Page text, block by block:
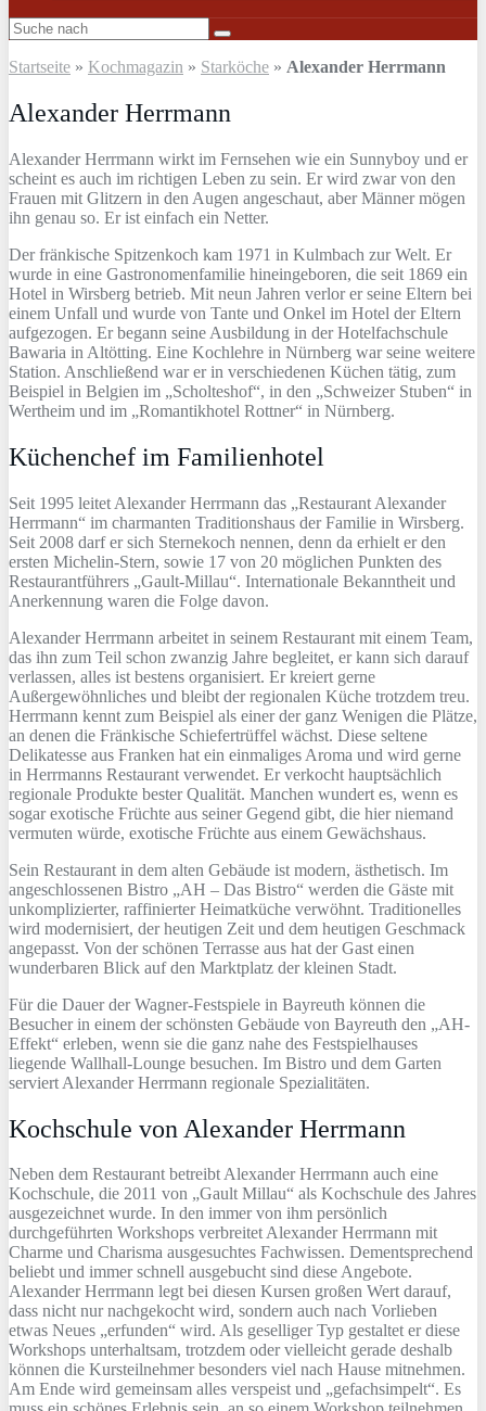
Startseite » Kochmagazin » Starköche » Alexander Herrmann
Alexander Herrmann
Alexander Herrmann wirkt im Fernsehen wie ein Sunnyboy und er
scheint es auch im richtigen Leben zu sein. Er wird zwar von den
Frauen mit Glitzern in den Augen angeschaut, aber Männer mögen
ihn genau so. Er ist einfach ein Netter.
Der fränkische Spitzenkoch kam 1971 in Kulmbach zur Welt. Er
wurde in eine Gastronomenfamilie hineingeboren, die seit 1869 ein
Hotel in Wirsberg betrieb. Mit neun Jahren verlor er seine Eltern bei
einem Unfall und wurde von Tante und Onkel im Hotel der Eltern
aufgezogen. Er begann seine Ausbildung in der Hotelfachschule
Bawaria in Altötting. Eine Kochlehre in Nürnberg war seine weitere
Station. Anschließend war er in verschiedenen Küchen tätig, zum
Beispiel in Belgien im „Scholteshof“, in den „Schweizer Stuben“ in
Wertheim und im „Romantikhotel Rottner“ in Nürnberg.
Küchenchef im Familienhotel
Seit 1995 leitet Alexander Herrmann das „Restaurant Alexander
Herrmann“ im charmanten Traditionshaus der Familie in Wirsberg.
Seit 2008 darf er sich Sternekoch nennen, denn da erhielt er den
ersten Michelin-Stern, sowie 17 von 20 möglichen Punkten des
Restaurantführers „Gault-Millau“. Internationale Bekanntheit und
Anerkennung waren die Folge davon.
Alexander Herrmann arbeitet in seinem Restaurant mit einem Team,
das ihn zum Teil schon zwanzig Jahre begleitet, er kann sich darauf
verlassen, alles ist bestens organisiert. Er kreiert gerne
Außergewöhnliches und bleibt der regionalen Küche trotzdem treu.
Herrmann kennt zum Beispiel als einer der ganz Wenigen die Plätze,
an denen die Fränkische Schiefertrüffel wächst. Diese seltene
Delikatesse aus Franken hat ein einmaliges Aroma und wird gerne
in Herrmanns Restaurant verwendet. Er verkocht hauptsächlich
regionale Produkte bester Qualität. Manchen wundert es, wenn es
sogar exotische Früchte aus seiner Gegend gibt, die hier niemand
vermuten würde, exotische Früchte aus einem Gewächshaus.
Sein Restaurant in dem alten Gebäude ist modern, ästhetisch. Im
angeschlossenen Bistro „AH – Das Bistro“ werden die Gäste mit
unkomplizierter, raffinierter Heimatküche verwöhnt. Traditionelles
wird modernisiert, der heutigen Zeit und dem heutigen Geschmack
angepasst. Von der schönen Terrasse aus hat der Gast einen
wunderbaren Blick auf den Marktplatz der kleinen Stadt.
Für die Dauer der Wagner-Festspiele in Bayreuth können die
Besucher in einem der schönsten Gebäude von Bayreuth den „AH-
Effekt“ erleben, wenn sie die ganz nahe des Festspielhauses
liegende Wallhall-Lounge besuchen. Im Bistro und dem Garten
serviert Alexander Herrmann regionale Spezialitäten.
Kochschule von Alexander Herrmann
Neben dem Restaurant betreibt Alexander Herrmann auch eine
Kochschule, die 2011 von „Gault Millau“ als Kochschule des Jahres
ausgezeichnet wurde. In den immer von ihm persönlich
durchgeführten Workshops verbreitet Alexander Herrmann mit
Charme und Charisma ausgesuchtes Fachwissen. Dementsprechend
beliebt und immer schnell ausgebucht sind diese Angebote.
Alexander Herrmann legt bei diesen Kursen großen Wert darauf,
dass nicht nur nachgekocht wird, sondern auch nach Vorlieben
etwas Neues „erfunden“ wird. Als geselliger Typ gestaltet er diese
Workshops unterhaltsam, trotzdem oder vielleicht gerade deshalb
können die Kursteilnehmer besonders viel nach Hause mitnehmen.
Am Ende wird gemeinsam alles verspeist und „gefachsimpelt“. Es